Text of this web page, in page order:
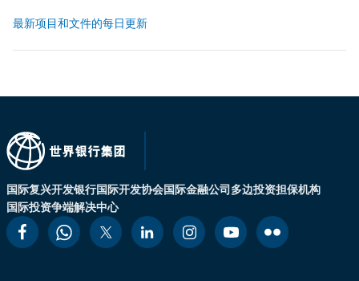
最新项目和文件的每日更新
国际复兴开发银行国际开发协会国际金融公司多边投资担保机构
国际投资争端解决中心